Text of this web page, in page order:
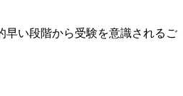
早い段階から受験を意識されるご